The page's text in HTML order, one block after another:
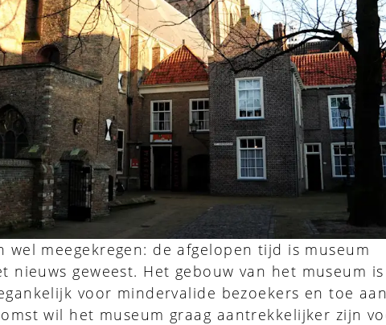
wel meegekregen: de afgelopen tijd is museum
nieuws geweest. Het gebouw van het museum is
voor mindervalide bezoekers en toe
wil het museum graag aantrekkelijker zijn